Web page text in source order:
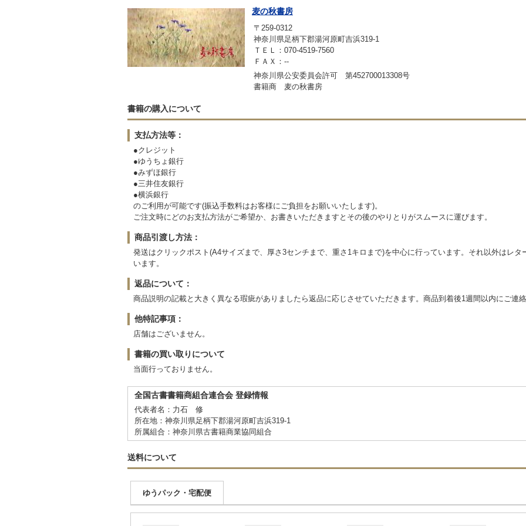
麦の秋書房
〒259-0312
神奈川県足柄下郡湯河原町吉浜319-1
ＴＥＬ：070-4519-7560
ＦＡＸ：--
神奈川県公安委員会許可 第452700013308号
書籍商 麦の秋書房
書籍の購入について
支払方法等：
●クレジット
●ゆうちょ銀行
●みずほ銀行
●三井住友銀行
●横浜銀行
のご利用が可能です(振込手数料はお客様にご負担をお願いいたします)。
ご注文時にどのお支払方法がご希望か、お書きいただきますとその後のやりとりがスムースに運びます。
商品引渡し方法：
発送はクリックポスト(A4サイズまで、厚さ3センチまで、重さ1キロまで)を中心に行っています。それ以外はレ
います。
返品について：
商品説明の記載と大きく異なる瑕疵がありましたら返品に応じさせていただきます。商品到着後1週間以内にご連絡
他特記事項：
店舗はございません。
書籍の買い取りについて
当面行っておりません。
全国古書書籍商組合連合会 登録情報
代表者名：力石 修
所在地：神奈川県足柄下郡湯河原町吉浜319-1
所属組合：神奈川県古書籍商業協同組合
送料について
ゆうパック・宅配便